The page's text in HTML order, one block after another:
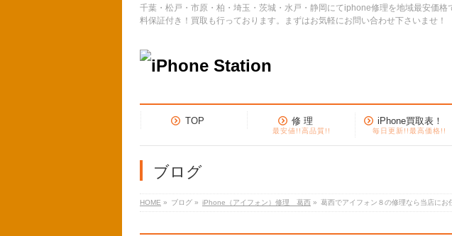
千葉・松戸・市原・柏・埼玉・茨城・水戸・静岡にてiphone修理を地域最安価
料保証付き！買取も行っております。まずはお気軽にお問い合わせ下さいませ！
TOP 修 理
最安値!!高品質!!
iPhone買取表！
毎日更新!!最高価格!!
ブログ
HOME » ブログ » iPhone（アイフォン）修理 葛西 » 葛西でアイフォン８の修理なら当店にお